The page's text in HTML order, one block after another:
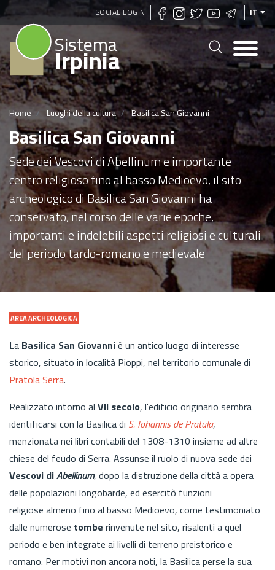
Salta
contenuto
principale
SOCIAL LOGIN IT
Sistema
Irpinia
Home Luoghi della cultura Basilica San Giovanni
Basilica San Giovanni
Sede dei Vescovi di Abellinum e importante
centro religioso fino al basso Medioevo, il sito
archeologico di Basilica San Giovanni ha
conservato, nel corso delle varie epoche,
importanti e indelebili aspetti religiosi e culturali
del periodo tardo-romano e medievale
AREA ARCHEOLOGICA
La Basilica San Giovanniè un antico luogo di interesse
storico, situato in località Pioppi, nel territorio comunale di
Pratola Serra.
Realizzato intorno al VII secolo, l'edificio originario sembra
identificarsi con la Basilica di S. Iohannis de Pratula,
menzionata nei libri contabili del 1308-1310 insieme ad altre
chiese del feudo di Serra. Assunse il ruolo di nuova sede dei
Vescovi diAbellinum, dopo la distruzione della città a opera
delle popolazioni longobarde, ed esercitò funzioni
religiose almeno fino al basso Medioevo, come testimoniato
dalle numerose tombe rinvenute nel sito, risalenti a quel
periodo e ben integrate ai livelli di terreno preistorico e
romano. Per motivi non ancora noti, la Basilica perse la sua